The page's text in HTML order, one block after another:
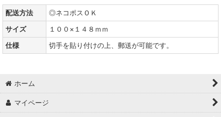
配送方法
◎ネコポスＯＫ
サイズ
１００×１４８ｍｍ
仕様
切手を貼り付けの上、郵送が可能です。
ホーム
マイページ